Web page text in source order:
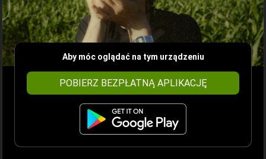
Aby móc oglądać na tym urządzeniu
POBIERZ BEZPŁATNĄ APLIKACJĘ